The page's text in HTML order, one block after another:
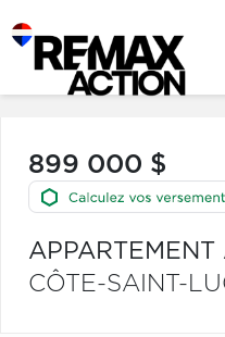
899 000 $
APPARTEMENT
CÔTE-SAINT-